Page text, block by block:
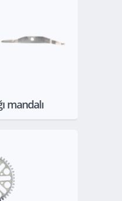
Göster
mandalı